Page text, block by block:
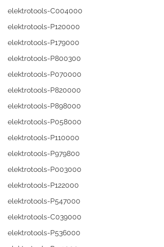
elektrotools-C004000
elektrotools-P120000
elektrotools-P179000
elektrotools-P800300
elektrotools-P070000
elektrotools-P820000
elektrotools-P898000
elektrotools-P058000
elektrotools-P110000
elektrotools-P979800
elektrotools-P003000
elektrotools-P122000
elektrotools-P547000
elektrotools-C039000
elektrotools-P536000